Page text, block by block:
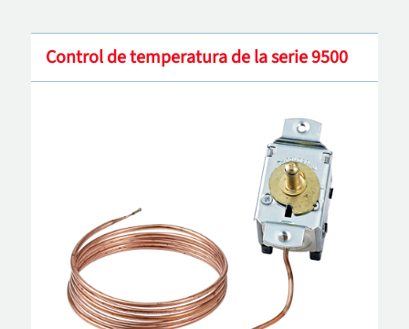
Control de temperatura de la serie 9500